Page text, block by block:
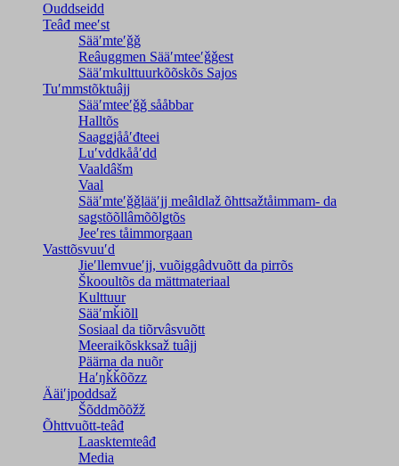
Ouddseidd
Teâđ meeʹst
Sääʹmteʹǧǧ
Reâuggmen Sääʹmteeʹǧǧest
Sääʹmkulttuurkõõskõs Sajos
Tuʹmmstõktuâjj
Sääʹmteeʹǧǧ sååbbar
Halltõs
Saaǥǥjååʹđteei
Luʹvddkååʹdd
Vaaldâšm
Vaal
Sääʹmteʹǧǧlääʹjj meâldlaž õhttsažtåimmam- da
saǥstõõllâmõõlǥtõs
Jeeʹres tåimmorgaan
Vasttõsvuuʹd
Jieʹllemvueʹjj, vuõiggâdvuõtt da pirrõs
Škooultõs da mättmateriaal
Kulttuur
Sääʹmǩiõll
Sosiaal da tiõrvâsvuõtt
Meeraikõskksaž tuâjj
Päärna da nuõr
Haʹŋǩǩõõzz
Ääiʹjpoddsaž
Šõddmõõžž
Õhttvuõtt-teâđ
Laasktemteâđ
Media